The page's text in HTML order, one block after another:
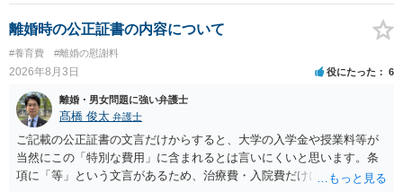
性的関係を継続しているのであれば、その期間や回数が分かる資料は
できるだけ保存しておくことをお勧めいたします。 他方、「夫に不貞
がある＝財産分与でも多くもらえる」「当然に親権を取得できる」と
いう関係にはありません。まず、財産分与は、基本的には夫婦が婚姻
中に形成した財産を清算する制度ですので、不貞行為の有無とは別
に、預貯金、不動産、保険、退職金等の資料を確保しておくことが重
要です。また、子の親権については、夫婦間の責任問題とは別に、
「どのような形がお子様の利益になるか」という観点です。そのた
め、未就学のお子様について貴方が主として養育しているのであれ
ば、保育園等への送迎、食事・入浴・寝かしつけ等の日常的な育児、
通院や予防接種への対応、保育園との連絡、夫婦それぞれの勤務状
離婚時の公正証書の内容について
#養育費 #離婚の慰謝料
2026年8月3日 役にたった 6
離婚・男女問題に強い弁護士
髙橋 俊太 弁護士
ご記載の公正証書の文言だけからすると、大学の入学金や授業料等が
当然にこの「特別な費用」に含まれるとは言いにくいと思います。条
項に「等」という文言があるため、治療費・入院費だけに限定される